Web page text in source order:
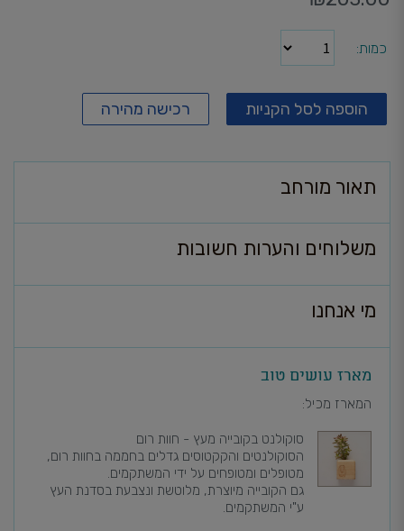
הוספה לסל הקניות רכישה מהירה
תאור מורחב
משלוחים והערות חשובות
מי אנחנו
מארז עושים טוב
המארז מכיל:
סוקולנט בקובייה מעץ - חוות רום
הסוקולנטים והקקטוסים גדלים בחממה בחוות רום,
מטופלים ומטופחים על ידי המשתקמים.
גם הקובייה מיוצרת, מלוטשת ונצבעת בסדנת העץ
ע"י המשתקמים.